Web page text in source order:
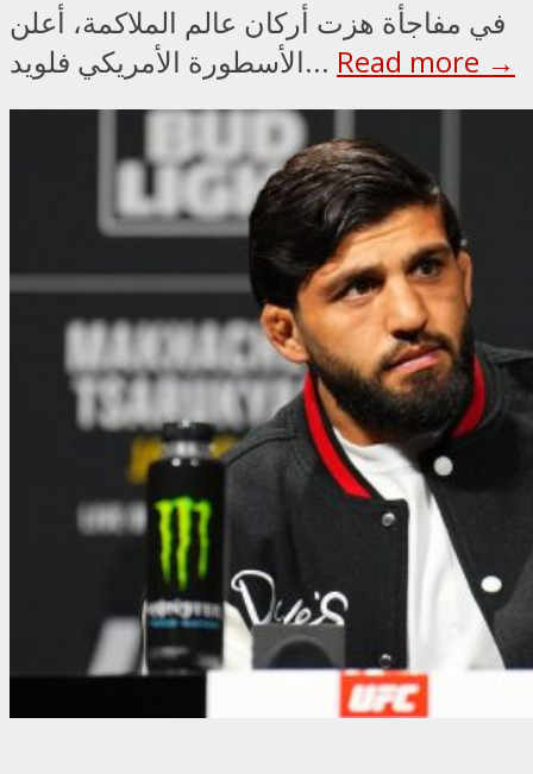
في مفاجأة هزت أركان عالم الملاكمة، أعلن
الأسطورة الأمريكي فلويد... Read more →